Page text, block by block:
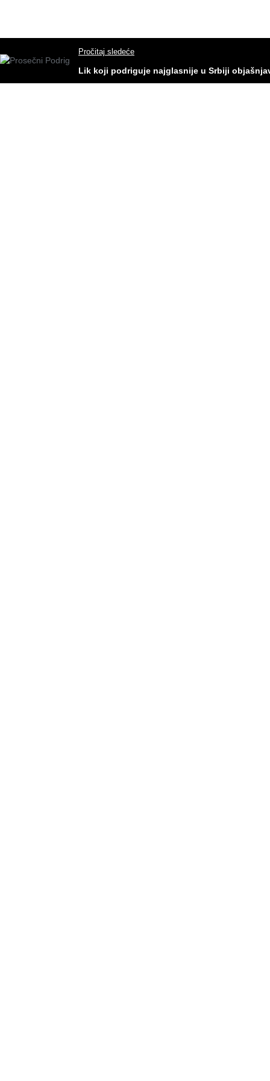
Pročitaj sledeće
Lik koji podriguje najglasnije u Srbiji